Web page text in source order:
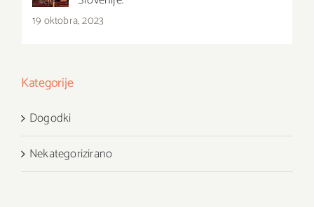
19 oktobra, 2023
Kategorije
Dogodki
Nekategorizirano